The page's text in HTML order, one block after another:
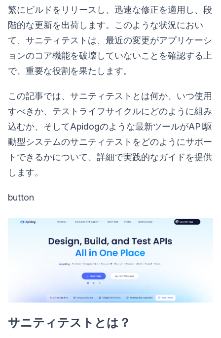
繁にビルドをリリースし、迅速な修正を適用し、段
階的な更新を出荷します。このような状況におい
て、サニティテストは、最近の変更がアプリケーシ
ョンのコア機能を破壊していないことを確認する上
で、重要な役割を果たします。
この記事では、サニティテストとは何か、いつ使用
すべきか、テストライフサイクルにどのように組み
込むか、そしてApidogのような最新ツールがAPI駆
動型システムのサニティテストをどのようにサポー
トできるかについて、詳細で実践的なガイドを提供
します。
button
サニティテストとは？